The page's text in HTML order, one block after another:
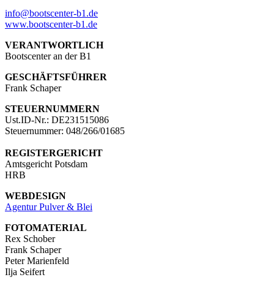
info@bootscenter-b1.de
www.bootscenter-b1.de
VERANTWORTLICH
Bootscenter an der B1
GESCHÄFTSFÜHRER
Frank Schaper
STEUERNUMMERN
Ust.ID-Nr.: DE231515086
Steuernummer: 048/266/01685
REGISTERGERICHT
Amtsgericht Potsdam
HRB
WEBDESIGN
Agentur Pulver & Blei
FOTOMATERIAL
Rex Schober
Frank Schaper
Peter Marienfeld
Ilja Seifert